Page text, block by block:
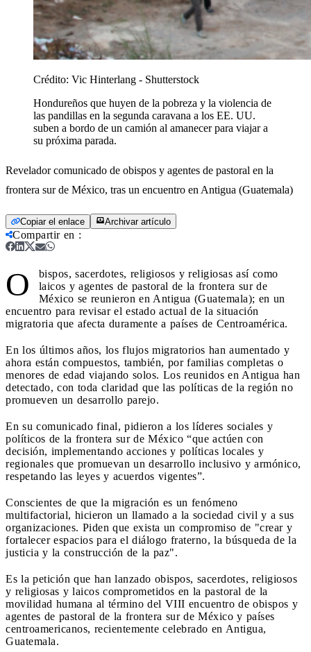
Crédito: Vic Hinterlang - Shutterstock
Hondureños que huyen de la pobreza y la violencia de
las pandillas en la segunda caravana a los EE. UU.
suben a bordo de un camión al amanecer para viajar a
su próxima parada.
Revelador comunicado de obispos y agentes de pastoral en la
frontera sur de México, tras un encuentro en Antigua (Guatemala)
Copiar el enlace Archivar artículo
Compartir en :
O
bispos, sacerdotes, religiosos y religiosas así como
laicos y agentes de pastoral de la frontera sur de
México se reunieron en Antigua (Guatemala); en un
encuentro para revisar el estado actual de la situación
migratoria que afecta duramente a países de Centroamérica.
En los últimos años, los flujos migratorios han aumentado y
ahora están compuestos, también, por familias completas o
menores de edad viajando solos. Los reunidos en Antigua han
detectado, con toda claridad que las políticas de la región no
promueven un desarrollo parejo.
En su comunicado final, pidieron a los líderes sociales y
políticos de la frontera sur de México “que actúen con
decisión, implementando acciones y políticas locales y
regionales que promuevan un desarrollo inclusivo y armónico,
respetando las leyes y acuerdos vigentes”.
Conscientes de que la migración es un fenómeno
multifactorial, hicieron un llamado a la sociedad civil y a sus
organizaciones. Piden que exista un compromiso de "crear y
fortalecer espacios para el diálogo fraterno, la búsqueda de la
justicia y la construcción de la paz".
Es la petición que han lanzado obispos, sacerdotes, religiosos
y religiosas y laicos comprometidos en la pastoral de la
movilidad humana al término del VIII encuentro de obispos y
agentes de pastoral de la frontera sur de México y países
centroamericanos, recientemente celebrado en Antigua,
Guatemala.